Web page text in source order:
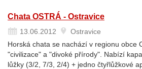
Chata OSTRÁ - Ostravice
13.06.2012
Ostravice
Horská chata se nachází v regionu obce
"civilizace" a "divoké přírody". Nabízí
lůžky (3/2, 7/3, 2/4) + jedno čtyřlůžkové